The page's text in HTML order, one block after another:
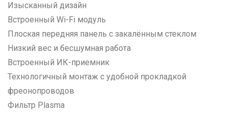
Изысканный дизайн
Встроенный Wi-Fi модуль
Плоская передняя панель с закалённым стеклом
Низкий вес и бесшумная работа
Встроенный ИК-приемник
Технологичный монтаж с удобной прокладкой
фреонопроводов
Фильтр Plasma